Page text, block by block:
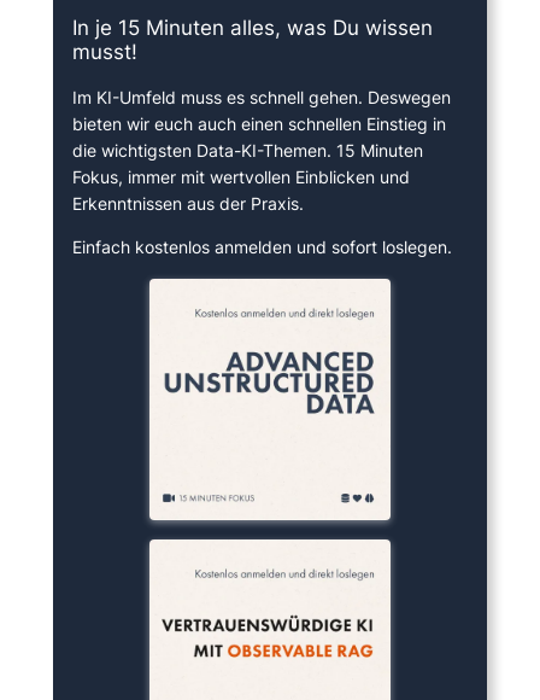
In je 15 Minuten alles, was Du wissen
musst!
Im KI-Umfeld muss es schnell gehen. Deswegen
bieten wir euch auch einen schnellen Einstieg in
die wichtigsten Data-KI-Themen. 15 Minuten
Fokus, immer mit wertvollen Einblicken und
Erkenntnissen aus der Praxis.
Einfach kostenlos anmelden und sofort loslegen.